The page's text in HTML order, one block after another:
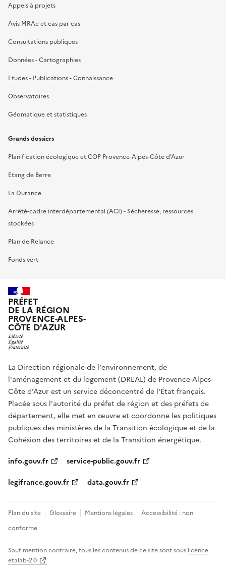
Appels à projets
Avis MRAe et cas par cas
Consultations publiques
Données - Cartographies
Etudes - Publications - Connaissance
Observatoires
Géomatique et statistiques
Grands dossiers
Planification écologique et COP Provence-Alpes-Côte d’Azur
Etang de Berre
La Durance
Arrêté-cadre interdépartemental (ACI) - Sécheresse, ressources
stockées
Plan de Relance
Fonds vert
PRÉFET
DE LA RÉGION
PROVENCE-ALPES-
CÔTE D'AZUR
La Direction régionale de l'environnement, de
l'aménagement et du logement (DREAL) de Provence-Alpes-
Côte d'Azur est un service déconcentré de l'État français.
Placée sous l'autorité du préfet de région et des préfets de
département, elle met en œuvre et coordonne les politiques
publiques des ministères de la Transition écologique et de la
Cohésion des territoires et de la Transition énergétique.
info.gouv.fr
service-public.gouv.fr
legifrance.gouv.fr
data.gouv.fr
Plan du site Glossaire Mentions légales
Accessibilité : non
conforme
Sauf mention contraire, tous les contenus de ce site sont sous licence
etalab-2.0